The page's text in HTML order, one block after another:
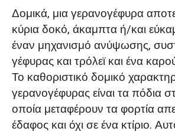
Δομικά, μια γερανογέφυρα
κύρια δοκό, άκαμπτα ή/και
έναν μηχανισμό ανύψωσης,
γέφυρας και τρόλεϊ και ένα
Το καθοριστικό δομικό
γερανογέφυρας είναι τα πόδια
οποία μεταφέρουν τα φορτία
έδαφος και όχι σε ένα κτίριο.